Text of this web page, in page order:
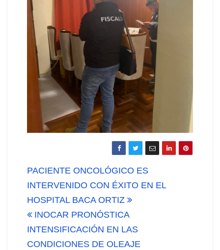
Navegación
de
entradas
PACIENTE ONCOLÓGICO ES
INTERVENIDO CON ÉXITO EN EL
HOSPITAL BACA ORTIZ
INOCAR PRONÓSTICA
INTENSIFICACIÓN EN LAS
CONDICIONES DE OLEAJE